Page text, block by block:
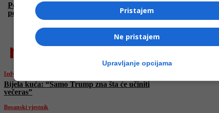
Pola godine od Halidove smrti: Sin Dino objavio emotivnu
poruku
najnovije
Izdvojeno
Bijela kuća: “Samo Trump zna šta će učiniti
večeras”
Bosanski vjestnik
Pristajem
Ne pristajem
Upravljanje opcijama